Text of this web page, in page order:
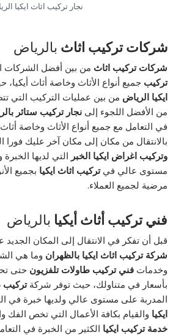
نجار تركيب اثاث ايكيا
شركات تركيب اثاث بالرياض
شركات تركيب اثاث من بين أفضل الشركات
تركيب جميع أنواع الأثاث وخاصة أثاث
ايكيا الرياض من بين عمليات التركيب التي
من الأفضل اللجوء إلىنجار تركيب ستائر
في التعامل مع جميع أنواع الأثاث وخاصة أثاث
بالانتقال من مكان إلى مكان آخر عليك
وتركيب اغراض ايكيا الخبر التي لديها
مستوى عالي فيتركيب اثاث ايكيا بجميع
مرضية لجميع العملاء.
فني تركيب أثاث أيكيا بالرياض
قبل أن تفكر في الانتقال إلى المكان الجديد
شركة تركيب اثاث ايكيا بالظهران وما هي
وخدماتفني تركيب طاولات تلفزيون حتى
بأسعار في متناولك، حيث توفر شركةتركيب
المدربة على مستوى عالي ولديها خبرة في
ايكيا والقيام بكافة الأعمال التي تخص
خدمة تركيب ايكيا الكثير من الخبرة في